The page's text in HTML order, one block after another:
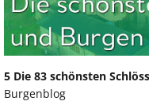
5 Die 83 schönsten
Burgenblog